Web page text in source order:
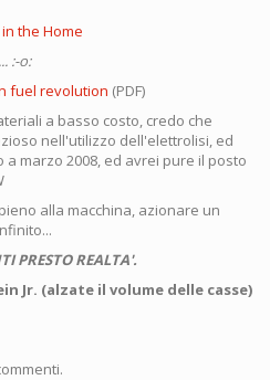
the Home
:-o:
fuel revolution (PDF)
a basso costo, credo che
nell'utilizzo dell'elettrolisi, ed
marzo 2008, ed avrei pure il posto
alla macchina, azionare un
PRESTO REALTA'.
Jr. (alzate il volume delle casse)